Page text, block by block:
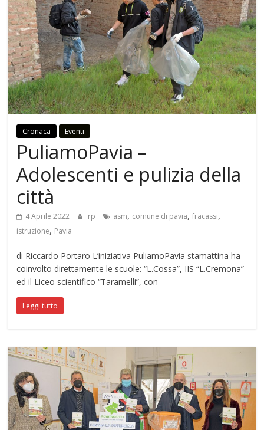
Cronaca Eventi
PuliamoPavia –
Adolescenti e pulizia della
città
4 Aprile 2022 rp asm, comune di pavia,fracassi,
istruzione, Pavia
di Riccardo Portaro L’iniziativa PuliamoPavia stamattina ha
coinvolto direttamente le scuole: “L.Cossa”, IIS “L.Cremona”
ed il Liceo scientifico “Taramelli”, con
Leggi tutto